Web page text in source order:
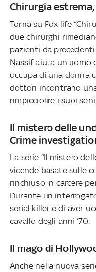
Chirurgia
Torna su Fox life
due chirurghi
pazienti da
Nassif aiuta un uomo
occupa di una donna
dottori incontrano
rimpicciolire i suoi
Il mistero delle
Crime
La serie “Il mistero
vicende basate sulle
rinchiuso in carcere
Durante un
serial killer e di aver
cavallo degli anni ‘70.
Il mago di
Anche nella nuova